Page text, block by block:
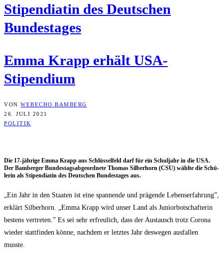
Sti­pen­dia­tin des Deut­schen
Bundestages
Emma Krapp erhält USA-
Stipendium
VON WEBECHO BAMBERG
26. JULI 2021
POLITIK
Die 17-jäh­ri­ge Emma Krapp aus Schlüs­sel­feld darf für ein Schul­jahr in die USA.
Der Bam­ber­ger Bun­des­tags­ab­ge­ord­ne­te Tho­mas Sil­ber­horn (CSU) wähl­te die Schü­
le­rin als Sti­pen­dia­tin des Deut­schen Bun­des­ta­ges aus.
„Ein Jahr in den Staa­ten ist eine span­nen­de und prä­gen­de Lebens­er­fah­rung”,
erklärt Sil­ber­horn. „Emma Krapp wird unser Land als Juni­or­bot­schaf­te­rin
bes­tens ver­tre­ten.” Es sei sehr erfreu­lich, dass der Aus­tausch trotz Coro­na
wie­der statt­fin­den kön­ne, nach­dem er letz­tes Jahr des­we­gen aus­fal­len
musste.